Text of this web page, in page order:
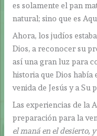
es solamente el pan
natural; sino que es
Ahora, los judíos
Dios, a reconocer su
así una gran luz para
historia que Dios había
venida de Jesús y a Su
Las experiencias de la
preparación para la
el maná en el desierto,